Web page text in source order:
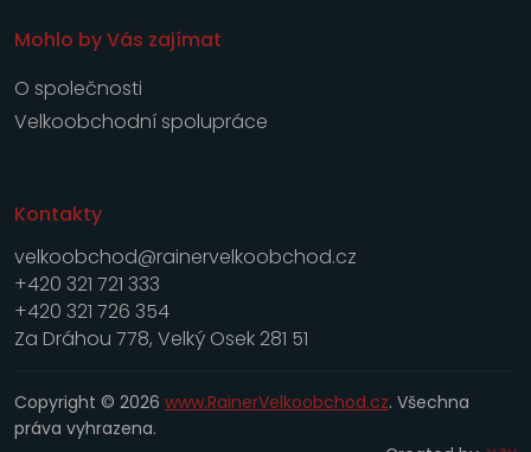
Mohlo by Vás zajímat
O společnosti
Velkoobchodní spolupráce
Kontakty
velkoobchod@rainervelkoobchod.cz
+420 321 721 333
+420 321 726 354
Za Dráhou 778, Velký Osek 281 51
Copyright © 2026 www.RainerVelkoobchod.cz. Všechna
práva vyhrazena.